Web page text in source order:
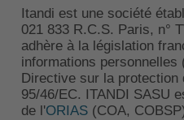
Itandi est une société
021 833 R.C.S. Paris, n°
adhère à la législation
informations personnelles
Directive sur la protection
95/46/EC. ITANDI SASU
de l'ORIAS(COA,